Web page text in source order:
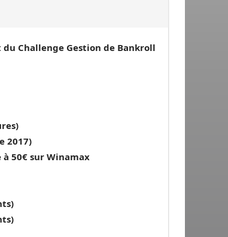
Challenge Gestion de Bankroll
2017)
50€ sur Winamax